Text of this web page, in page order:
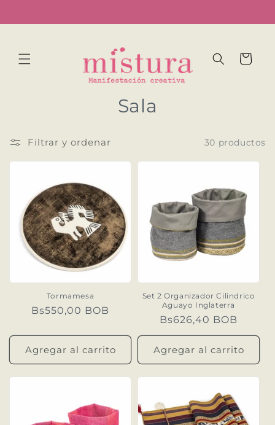
al contenido
Carrito
C
c
c
i
Sala
Filtrar y ordenar 30 productos
Tormamesa
Precio
Bs550,00 BOB
Agregar al carrito
Set 2 Organizador Cilindrico
Aguayo Inglaterra
Precio
habitual
Bs626,40 BOB
Agregar al carrito